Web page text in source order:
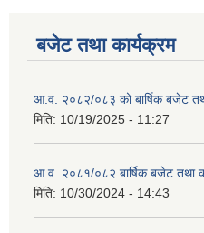
बजेट तथा कार्यक्रम
आ.व. २०८२/०८३ को बार्षिक बजेट
मिति: 10/19/2025 - 11:27
आ.व. २०८१/०८२ बार्षिक बजेट तथा
मिति: 10/30/2024 - 14:43